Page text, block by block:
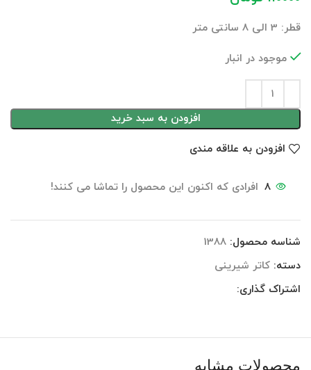
قطر: 3 الی 8 سانتی متر
موجود در انبار
افزودن به سبد خرید
افزودن به علاقه مندی
8 افرادی که اکنون این محصول را تماشا می کنند!
شناسه محصول: 1388
دسته: کاتر شیرینی
اشتراک گذاری:
محصولات مشابه